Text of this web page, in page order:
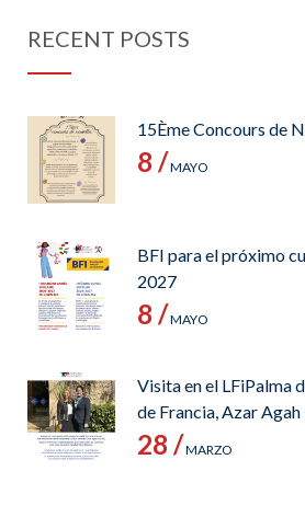
RECENT POSTS
15Ème Concours de
8 /MAYO
BFI para el próximo
2027
8 /MAYO
Visita en el LFiPalma
de Francia, Azar
28 /MARZO